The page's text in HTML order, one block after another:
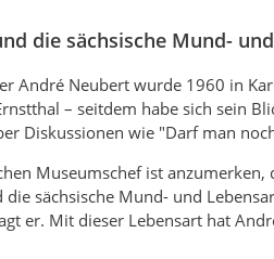
die sächsische Mund-
André Neubert wurde 1960 in
– seitdem habe sich sein
Diskussionen wie "Darf man
Museumschef ist
sächsische Mund- und
er. Mit dieser Lebensart hat